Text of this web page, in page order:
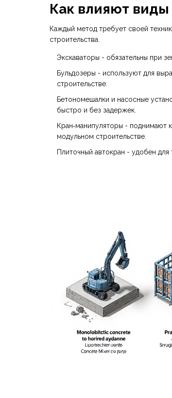
Как влияют виды
Каждый метод требует своей
строительства.
Экскаваторы - обязательны при
Бульдозеры - используют для
строительстве.
Бетономешалки и насосные
быстро и без задержек.
Кран‑манипуляторы - поднимают
модульном строительстве.
Плиточный автокран - удобен